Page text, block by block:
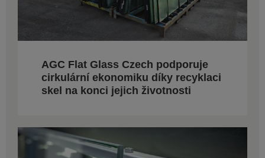
AGC Flat Glass Czech podporuje
cirkulární ekonomiku díky recyklaci
skel na konci jejich životnosti